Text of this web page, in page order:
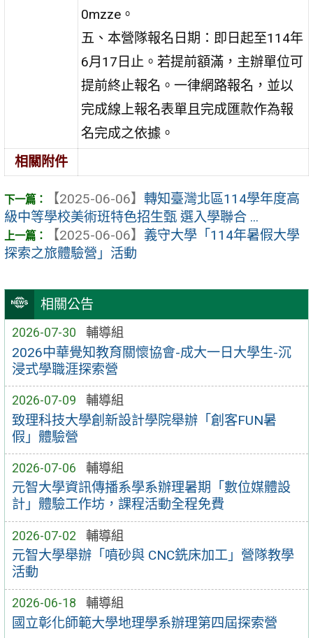
相關公告
2026-07-30 輔導組
2026中華覺知教育關懷協會-成大一日大學生-沉
浸式學職涯探索營
2026-07-09 輔導組
致理科技大學創新設計學院舉辦「創客FUN暑
假」體驗營
2026-07-06 輔導組
元智大學資訊傳播系學系辦理暑期「數位媒體設
計」體驗工作坊，課程活動全程免費
2026-07-02 輔導組
元智大學舉辦「噴砂與 CNC銑床加工」營隊教學
活動
2026-06-18 輔導組
國立彰化師範大學地理學系辦理第四屆探索營
0mzze。
五、本營隊報名日期：即日起至114年
6月17日止。若提前額滿，主辦單位可
提前終止報名。一律網路報名，並以
完成線上報名表單且完成匯款作為報
名完成之依據。
相關附件
【2025-06-06】 轉知臺灣北區114學年度高
級中等學校美術班特色招生甄 選入學聯合 ...
【2025-06-06】 義守大學「114年暑假大學
探索之旅體驗營」活動